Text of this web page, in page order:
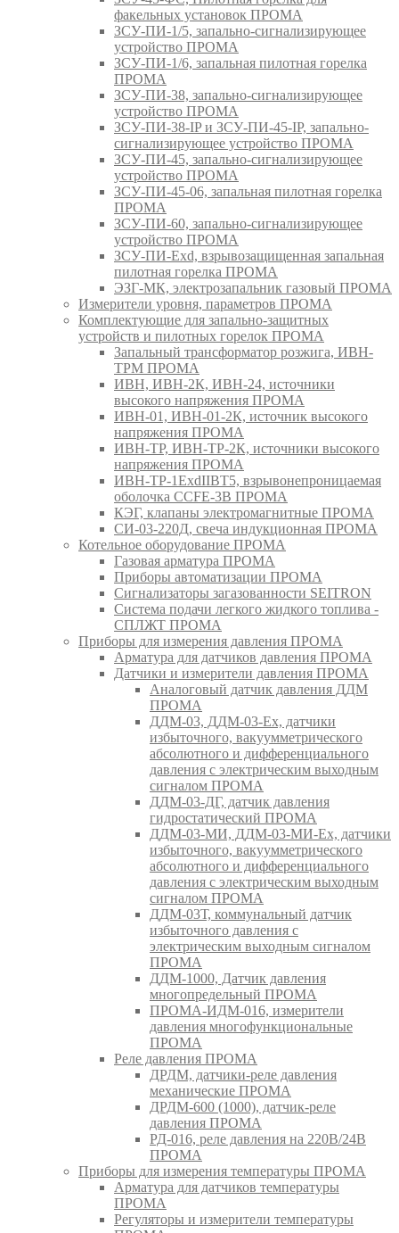
факельных установок ПРОМА
ЗСУ-ПИ-1/5, запально-сигнализирующее
устройство ПРОМА
ЗСУ-ПИ-1/6, запальная пилотная горелка
ПРОМА
ЗСУ-ПИ-38, запально-сигнализирующее
устройство ПРОМА
ЗСУ-ПИ-38-IP и ЗСУ-ПИ-45-IP, запально-
сигнализирующее устройство ПРОМА
ЗСУ-ПИ-45, запально-сигнализирующее
устройство ПРОМА
ЗСУ-ПИ-45-06, запальная пилотная горелка
ПРОМА
ЗСУ-ПИ-60, запально-сигнализирующее
устройство ПРОМА
ЗСУ-ПИ-Exd, взрывозащищенная запальная
пилотная горелка ПРОМА
ЭЗГ-МК, электрозапальник газовый ПРОМА
Измерители уровня, параметров ПРОМА
Комплектующие для запально-защитных
устройств и пилотных горелок ПРОМА
Запальный трансформатор розжига, ИВН-
ТРМ ПРОМА
ИВН, ИВН-2К, ИВН-24, источники
высокого напряжения ПРОМА
ИВН-01, ИВН-01-2К, источник высокого
напряжения ПРОМА
ИВН-ТР, ИВН-ТР-2К, источники высокого
напряжения ПРОМА
ИВН-ТР-1ExdIIBT5, взрывонепроницаемая
оболочка CCFE-3B ПРОМА
КЭГ, клапаны электромагнитные ПРОМА
СИ-03-220Д, свеча индукционная ПРОМА
Котельное оборудование ПРОМА
Газовая арматура ПРОМА
Приборы автоматизации ПРОМА
Сигнализаторы загазованности SEITRON
Система подачи легкого жидкого топлива -
СПЛЖТ ПРОМА
Приборы для измерения давления ПРОМА
Арматура для датчиков давления ПРОМА
Датчики и измерители давления ПРОМА
Аналоговый датчик давления ДДМ
ПРОМА
ДДМ-03, ДДМ-03-Ех, датчики
избыточного, вакуумметрического
абсолютного и дифференциального
давления с электрическим выходным
сигналом ПРОМА
ДДМ-03-ДГ, датчик давления
гидростатический ПРОМА
ДДМ-03-МИ, ДДМ-03-МИ-Ех, датчики
избыточного, вакуумметрического
абсолютного и дифференциального
давления с электрическим выходным
сигналом ПРОМА
ДДМ-03Т, коммунальный датчик
избыточного давления с
электрическим выходным сигналом
ПРОМА
ДДМ-1000, Датчик давления
многопредельный ПРОМА
ПРОМА-ИДМ-016, измерители
давления многофункциональные
ПРОМА
Реле давления ПРОМА
ДРДМ, датчики-реле давления
механические ПРОМА
ДРДМ-600 (1000), датчик-реле
давления ПРОМА
РД-016, реле давления на 220В/24В
ПРОМА
Приборы для измерения температуры ПРОМА
Арматура для датчиков температуры
ПРОМА
Регуляторы и измерители температуры